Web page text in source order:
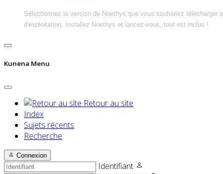
Sélectionnez la version de Noethys que vous souhaitez télécharger
d'exploitation. Installez Noethys et lancez-vous, tout est inclus !
Kunena Menu
Retour au site
Index
Sujets récents
Recherche
Connexion
Identifiant